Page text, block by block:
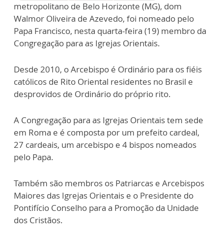
metropolitano de Belo Horizonte (MG), dom
Walmor Oliveira de Azevedo, foi nomeado pelo
Papa Francisco, nesta quarta-feira (19) membro da
Congregação para as Igrejas Orientais.
Desde 2010, o Arcebispo é Ordinário para os fiéis
católicos de Rito Oriental residentes no Brasil e
desprovidos de Ordinário do próprio rito.
A Congregação para as Igrejas Orientais tem sede
em Roma e é composta por um prefeito cardeal,
27 cardeais, um arcebispo e 4 bispos nomeados
pelo Papa.
Também são membros os Patriarcas e Arcebispos
Maiores das Igrejas Orientais e o Presidente do
Pontifício Conselho para a Promoção da Unidade
dos Cristãos.